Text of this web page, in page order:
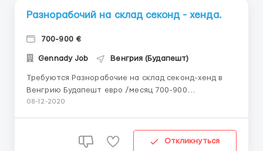
Разнорабочий на склад секонд - хенда.
700-900 €
Gennady Job Венгрия (Будапешт)
Требуются Разнорабочие на склад секонд-хенд в
Венгрию Будапешт евро /месяц 700-900
Требования: - Мужчины, женщины семейные пары.
возможна преработка до 12 часов Выдается
08-12-2020
Откликнуться